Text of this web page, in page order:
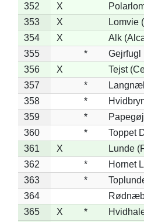
352
X
353
X
Lomvie
354
X
Alk
355
*
Gejrfugl
356
X
Tejst
357
*
358
*
359
*
360
*
Toppet
361
X
Lunde
362
*
Hornet
363
*
364
365
X *